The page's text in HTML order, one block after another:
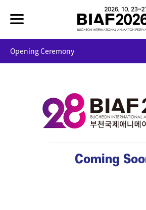
Opening Ceremony
Coming